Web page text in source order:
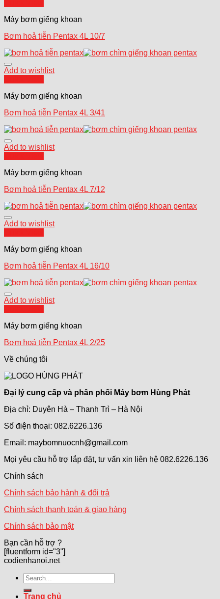
Máy bơm giếng khoan
Bơm hoả tiễn Pentax 4L 10/7
Add to wishlist
Máy bơm giếng khoan
Bơm hoả tiễn Pentax 4L 3/41
Add to wishlist
Máy bơm giếng khoan
Bơm hoả tiễn Pentax 4L 7/12
Add to wishlist
Máy bơm giếng khoan
Bơm hoả tiễn Pentax 4L 16/10
Add to wishlist
Máy bơm giếng khoan
Bơm hoả tiễn Pentax 4L 2/25
Về chúng tôi
Đại lý cung cấp và phân phối Máy bơm Hùng Phát
Địa chỉ: Duyên Hà – Thanh Trì – Hà Nội
Số điện thoại: 082.6226.136
Email: maybomnuocnh@gmail.com
Mọi yêu cầu hỗ trợ lắp đặt, tư vấn xin liên hệ 082.6226.136
Chính sách
Chính sách bảo hành & đổi trả
Chính sách thanh toán & giao hàng
Chính sách bảo mật
Bạn cần hỗ trợ ?
[fluentform id="3"]
codienhanoi.net
Search
for:
Trang chủ